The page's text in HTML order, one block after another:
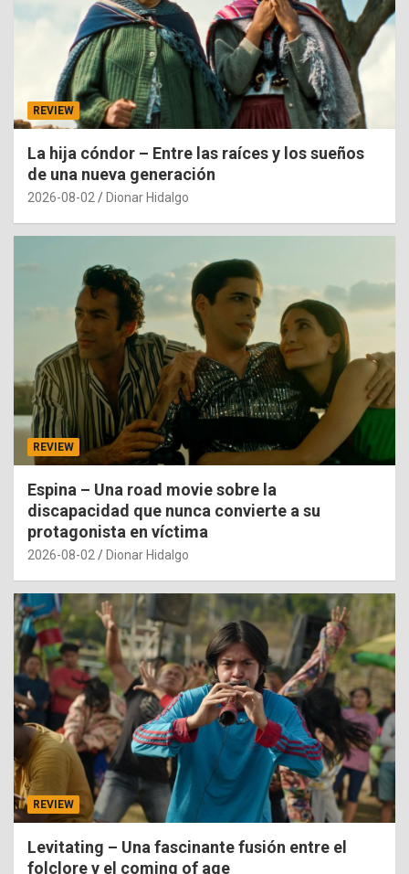
REVIEW
La hija cóndor – Entre las raíces y los sueños
de una nueva generación
2026-08-02 Dionar Hidalgo
REVIEW
Espina – Una road movie sobre la
discapacidad que nunca convierte a su
protagonista en víctima
2026-08-02 Dionar Hidalgo
REVIEW
Levitating – Una fascinante fusión entre el
folclore y el coming of age